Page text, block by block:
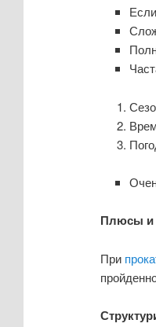
Плюсы и
При